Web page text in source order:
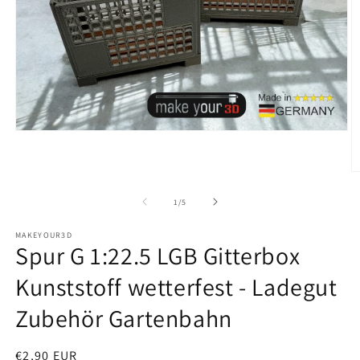
1 /von
5
MAKEYOUR3D
Spur G 1:22.5 LGB Gitterbox
Kunststoff wetterfest - Ladegut
Zubehör Gartenbahn
Normaler
€2,90 EUR